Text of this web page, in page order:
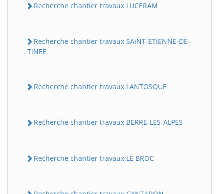
Recherche chantier travaux LUCERAM
Recherche chantier travaux SAiNT-ETiENNE-DE-
TiNEE
Recherche chantier travaux LANTOSQUE
Recherche chantier travaux BERRE-LES-ALPES
Recherche chantier travaux LE BROC